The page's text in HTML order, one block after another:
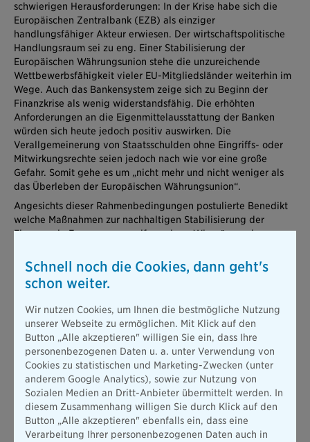
schwierigen Herausforderungen: In der Krise habe sich die
Europäischen Zentralbank (EZB) als einziger
handlungsfähiger Akteur erwiesen. Der wirtschaftspolitische
Handlungsraum sei zu eng. Einer Stabilisierung der
Europäischen Währungsunion stehe die unzureichende
Wettbewerbsfähigkeit vieler EU-Mitgliedsländer weiterhin im
Wege. Auch das Bankensystem zeige sich zu Beginn der
Finanzkrise als wenig widerstandsfähig. Die erhöhten
Anforderungen an die Eigenmittelausstattung der Banken
würden sich heute jedoch positiv auswirken. Die
Verallgemeinerung von Staatsschulden ohne Eingriffs- oder
Mitwirkungsrechte seien jedoch nach wie vor eine große
Gefahr. Somit gehe es um „nicht mehr und nicht weniger als
das Überleben der Europäischen Währungsunion“.
Angesichts dieser Rahmenbedingungen postulierte Benedikt
welche Maßnahmen zur nachhaltigen Stabilisierung der
Finanzen in Europa zu ergreifen seien: „Wir müssen der
Geltung verschaffen“. Die disziplinierende Wirkung der
Märkte sei wiederherzustellen. Staatsanleihen seien künftig
wie andere Kredite zu behandeln, sodass Risiko und Rendite
stünden.
Im weiteren Verlauf der Veranstaltung machte Thomas Loster,
Diplom-Geograf und Geschäftsführer der Münchener Rück
Stiftung, in seinem Vortrag unzweideutig klar: Die Folgen des
Klimawandels bedrohen auch die Finanzindustrie akut. In
Anbetracht des zu erwartenden „massiven Anstiegs von
klimabedingten Naturkatastrophen“ stünden selbst
branchenführende Rückversicherer vor potentiell
existenzbedrohenden Herausforderungen.
Schnell noch die Cookies, dann geht's
schon weiter.
Wir nutzen Cookies, um Ihnen die bestmögliche Nutzung
unserer Webseite zu ermöglichen. Mit Klick auf den
Button „Alle akzeptieren" willigen Sie ein, dass Ihre
personenbezogenen Daten u. a. unter Verwendung von
Cookies zu statistischen und Marketing-Zwecken (unter
anderem Google Analytics), sowie zur Nutzung von
Sozialen Medien an Dritt-Anbieter übermittelt werden. In
diesem Zusammenhang willigen Sie durch Klick auf den
Button „Alle akzeptieren" ebenfalls ein, dass eine
Verarbeitung Ihrer personenbezogenen Daten auch in